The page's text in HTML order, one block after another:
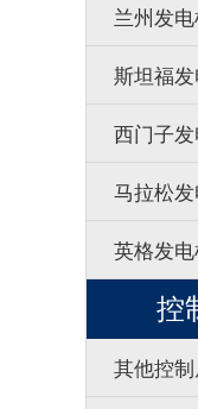
兰州发
斯坦福
西门子
马拉松
英格发
控
其他控